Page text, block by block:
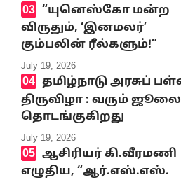
“யுனெஸ்கோ மன்ற
விருதும், ‘இனமலர்’
கும்பலின் ரீல்களும்!”
July 19, 2026
தமிழ்நாடு அரசுப்
திருவிழா : வரும்
தொடங்குகிறது
July 19, 2026
ஆசிரியர் கி.வீரமணி
எழுதிய, “ஆர்.எஸ்.எஸ்.